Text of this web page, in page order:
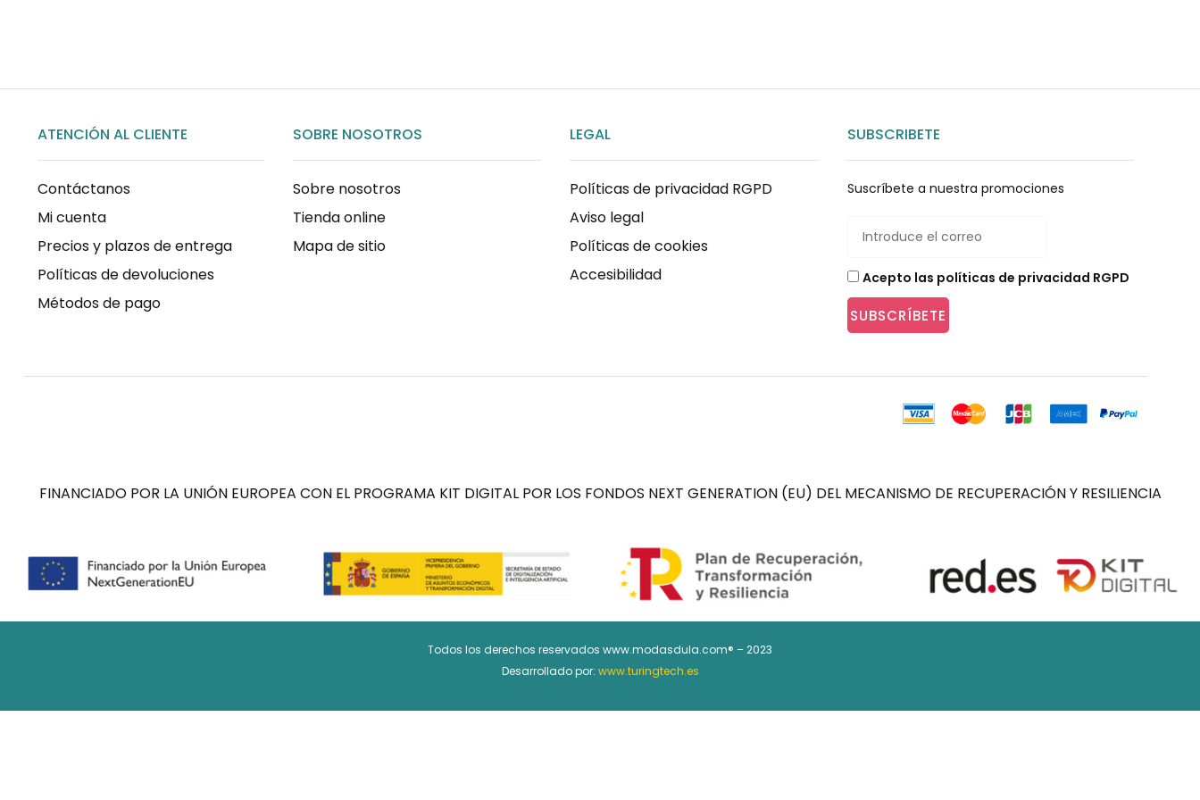
ATENCIÓN AL CLIENTE
Contáctanos
Mi cuenta
Precios y plazos de entrega
Políticas de devoluciones
Métodos de pago
SOBRE NOSOTROS
Sobre nosotros
Tienda online
Mapa de sitio
LEGAL
Políticas de privacidad RGPD
Aviso legal
Políticas de cookies
Accesibilidad
SUBSCRIBETE
Suscríbete a nuestra promociones
Acepto las políticas de privacidad RGPD
SUBSCRÍBETE
FINANCIADO POR LA UNIÓN EUROPEA CON EL PROGRAMA KIT DIGITAL POR LOS FONDOS NEXT GENERATION (EU) DEL MECANISMO DE RECUPERACIÓN Y RESILIENCIA
Todos los derechos reservados www.modasdula.com® – 2023
Desarrollado por: www.turingtech.es